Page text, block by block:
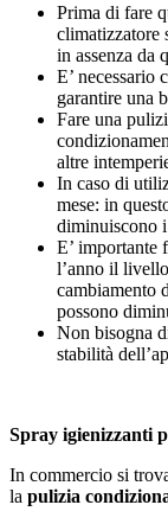
Prima di fare
climatizzatore
in assenza da
E’
garantire una
Fare una
altre
In caso di
mese: in
diminuiscono
E’ importante
l’anno il
cambiamento
possono
Non bisogna
stabilità
Spray igienizzanti
In commercio si
la pulizia